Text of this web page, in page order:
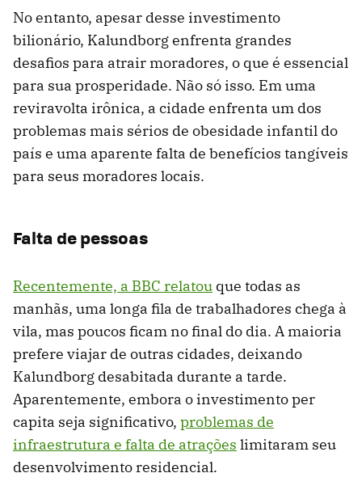
No entanto, apesar desse investimento
bilionário, Kalundborg enfrenta grandes
desafios para atrair moradores, o que é essencial
para sua prosperidade. Não só isso. Em uma
reviravolta irônica, a cidade enfrenta um dos
problemas mais sérios de obesidade infantil do
país e uma aparente falta de benefícios tangíveis
para seus moradores locais.
Falta de pessoas
Recentemente, a BBC relatou que todas as
manhãs, uma longa fila de trabalhadores chega à
vila, mas poucos ficam no final do dia. A maioria
prefere viajar de outras cidades, deixando
Kalundborg desabitada durante a tarde.
Aparentemente, embora o investimento per
capita seja significativo, problemas de
infraestrutura e falta de atrações limitaram seu
desenvolvimento residencial.